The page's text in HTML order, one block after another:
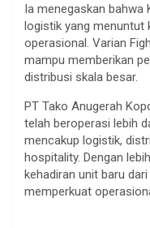
Ia menegaskan bahwa
logistik yang menuntut
operasional. Varian
mampu memberikan
distribusi skala besar.
PT Tako Anugerah
telah beroperasi lebih
mencakup logistik,
hospitality. Dengan
kehadiran unit baru
memperkuat